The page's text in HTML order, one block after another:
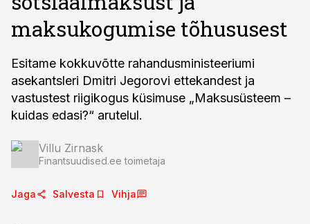
maksukogumise tõhususest
Esitame kokkuvõtte rahandusministeeriumi
asekantsleri Dmitri Jegorovi ettekandest ja
vastustest riigikogus küsimuse „Maksusüsteem –
kuidas edasi?“ arutelul.
Villu Zirnask
Finantsuudised.ee toimetaja
Jaga Salvesta Vihja